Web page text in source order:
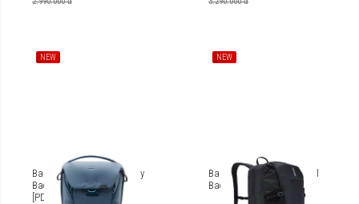
NEW
Balo Peak Design Everyday
Backpack 20L V3 - Ocean
[PD-BEDB-20-DS-3]
NEW
Balo Thule EnRoute Travel
Backpack 30L TEBP5416